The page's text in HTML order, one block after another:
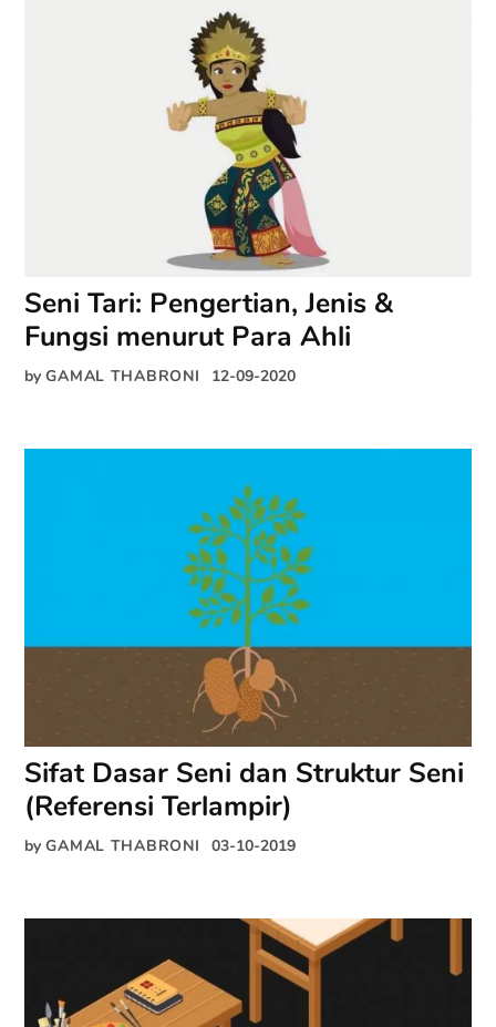
Seni Tari: Pengertian, Jenis &
Fungsi menurut Para Ahli
by GAMAL THABRONI 12-09-2020
Sifat Dasar Seni dan Struktur Seni
(Referensi Terlampir)
by GAMAL THABRONI 03-10-2019